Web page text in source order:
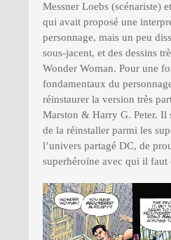
Messner Loebs (scénariste)
qui avait proposé une
personnage, mais un peu
sous-jacent, et des dessins
Wonder Woman. Pour une
fondamentaux du
réinstaurer la version très
Marston & Harry G. Peter. Il
de la réinstaller parmi les
l’univers partagé DC, de
superhéroïne avec qui il faut